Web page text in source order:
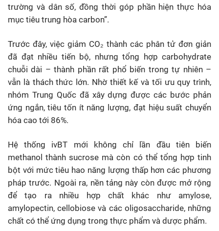
trường và dân số, đồng thời góp phần hiện thực hóa
mục tiêu trung hòa carbon”.
Trước đây, việc giảm CO₂ thành các phân tử đơn giản
đã đạt nhiều tiến bộ, nhưng tổng hợp carbohydrate
chuỗi dài – thành phần rất phổ biến trong tự nhiên –
vẫn là thách thức lớn. Nhờ thiết kế và tối ưu quy trình,
nhóm Trung Quốc đã xây dựng được các bước phản
ứng ngắn, tiêu tốn ít năng lượng, đạt hiệu suất chuyển
hóa cao tới 86%.
Hệ thống ivBT mới không chỉ lần đầu tiên biến
methanol thành sucrose mà còn có thể tổng hợp tinh
bột với mức tiêu hao năng lượng thấp hơn các phương
pháp trước. Ngoài ra, nền tảng này còn được mở rộng
để tạo ra nhiều hợp chất khác như amylose,
amylopectin, cellobiose và các oligosaccharide, những
chất có thể ứng dụng trong thực phẩm và dược phẩm.